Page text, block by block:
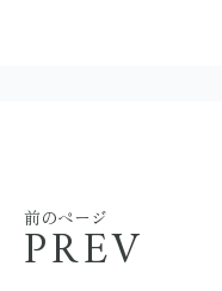
前のページ
PREV